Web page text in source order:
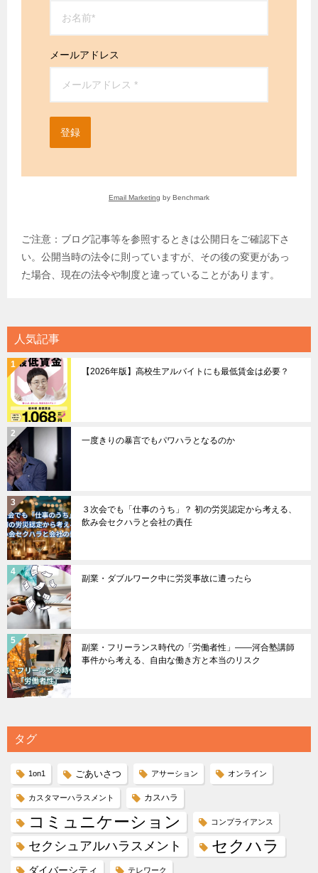
メールアドレス
登録
Email Marketing by Benchmark
ご注意：ブログ記事等を参照するときは公開日をご確認下さ
い。公開当時の法令に則っていますが、その後の変更があっ
た場合、現在の法令や制度と違っていることがあります。
人気記事
【2026年版】高校生アルバイトにも最低賃金は必要？
一度きりの暴言でもパワハラとなるのか
３次会でも「仕事のうち」？ 初の労災認定から考える、
飲み会セクハラと会社の責任
副業・ダブルワーク中に労災事故に遭ったら
副業・フリーランス時代の「労働者性」――河合塾講師
事件から考える、自由な働き方と本当のリスク
タグ
1on1 ごあいさつ アサーション オンライン
カスタマーハラスメント カスハラ
コミュニケーション コンプライアンス
セクシュアルハラスメント セクハラ
ダイバーシティ テレワーク